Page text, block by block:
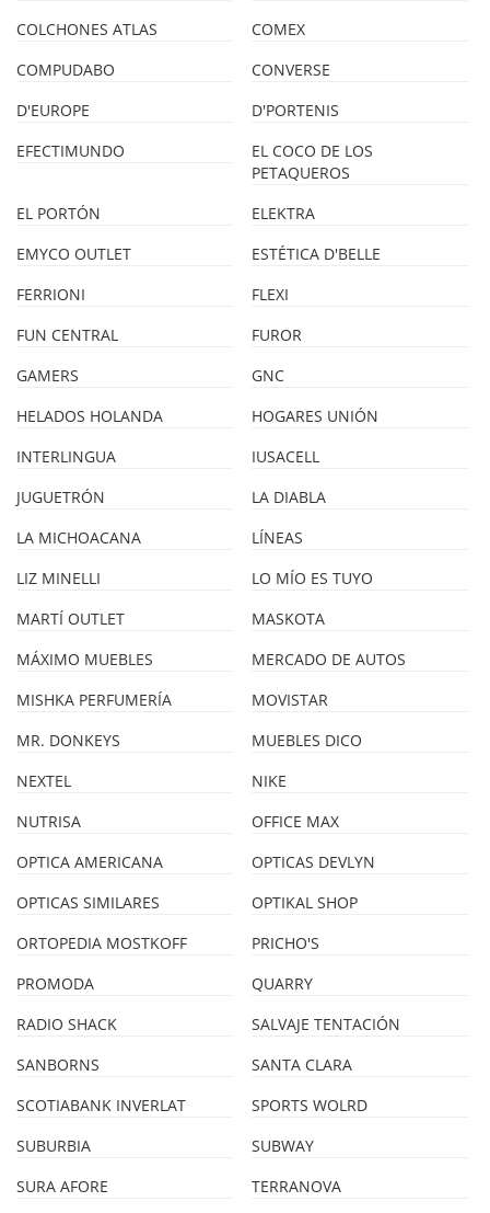
COLCHONES ATLAS
COMEX
COMPUDABO
CONVERSE
D'EUROPE
D'PORTENIS
EFECTIMUNDO
EL COCO DE LOS
PETAQUEROS
EL PORTÓN
ELEKTRA
EMYCO OUTLET
ESTÉTICA D'BELLE
FERRIONI
FLEXI
FUN CENTRAL
FUROR
GAMERS
GNC
HELADOS HOLANDA
HOGARES UNIÓN
INTERLINGUA
IUSACELL
JUGUETRÓN
LA DIABLA
LA MICHOACANA
LÍNEAS
LIZ MINELLI
LO MÍO ES TUYO
MARTÍ OUTLET
MASKOTA
MÁXIMO MUEBLES
MERCADO DE AUTOS
MISHKA PERFUMERÍA
MOVISTAR
MR. DONKEYS
MUEBLES DICO
NEXTEL
NIKE
NUTRISA
OFFICE MAX
OPTICA AMERICANA
OPTICAS DEVLYN
OPTICAS SIMILARES
OPTIKAL SHOP
ORTOPEDIA MOSTKOFF
PRICHO'S
PROMODA
QUARRY
RADIO SHACK
SALVAJE TENTACIÓN
SANBORNS
SANTA CLARA
SCOTIABANK INVERLAT
SPORTS WOLRD
SUBURBIA
SUBWAY
SURA AFORE
TERRANOVA